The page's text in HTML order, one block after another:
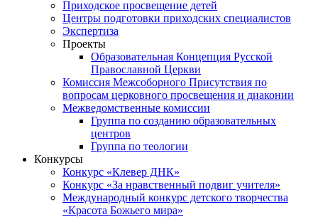
Приходское просвещение детей
Центры подготовки приходских специалистов
Экспертиза
Проекты
Образовательная Концепция Русской
Православной Церкви
Комиссия Межсоборного Присутствия по
вопросам церковного просвещения и диаконии
Межведомственные комиссии
Группа по созданию образовательных
центров
Группа по теологии
Конкурсы
Конкурс «Клевер ДНК»
Конкурс «За нравственный подвиг учителя»
Международный конкурс детского творчества
«Красота Божьего мира»